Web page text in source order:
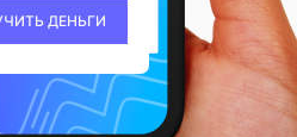
ДЕНЬГИ